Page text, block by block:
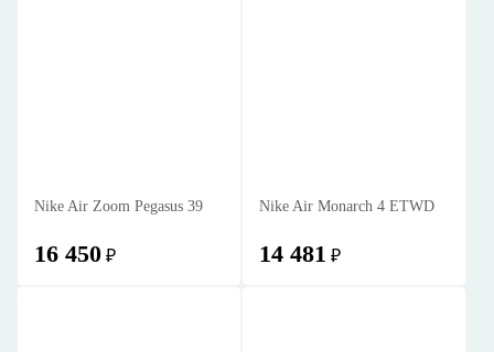
Nike Air Zoom Pegasus 39
16 450 ₽
Nike Air Monarch 4 ETWD
14 481 ₽